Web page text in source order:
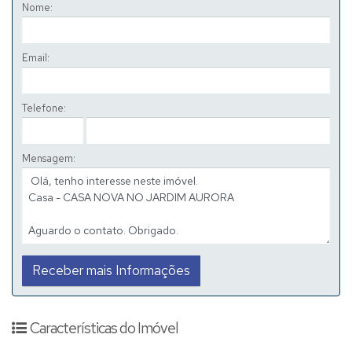
Nome:
Email:
Telefone:
Mensagem:
Características do Imóvel